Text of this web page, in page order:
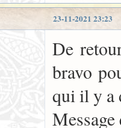
23-11-2021 23:23
De
bravo
qui il y a